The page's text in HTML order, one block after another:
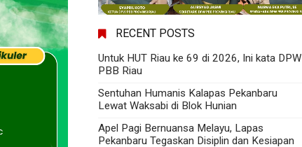
RECENT POSTS
Untuk HUT Riau ke 69 di 2026, Ini kata DPW
PBB Riau
Sentuhan Humanis Kalapas Pekanbaru
Lewat Waksabi di Blok Hunian
Apel Pagi Bernuansa Melayu, Lapas
Pekanbaru Tegaskan Disiplin dan Kesiapan